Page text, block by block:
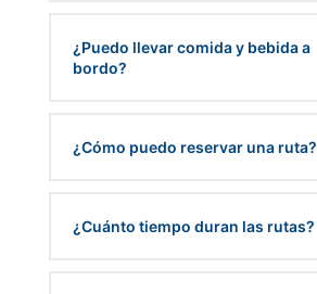
¿Puedo llevar comida y bebida a
bordo?
¿Cómo puedo reservar una ruta?
¿Cuánto tiempo duran las rutas?